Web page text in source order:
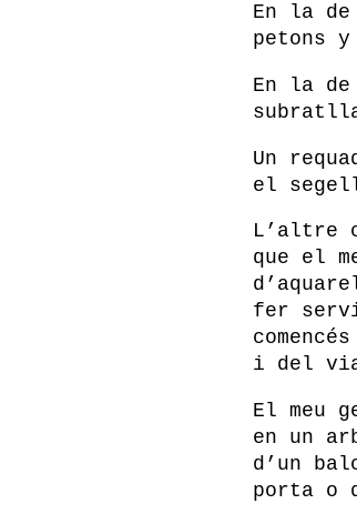
En la
petons
En la
Un
el
L’altre
que el
fer
i del
El meu
en un
d’un
porta o